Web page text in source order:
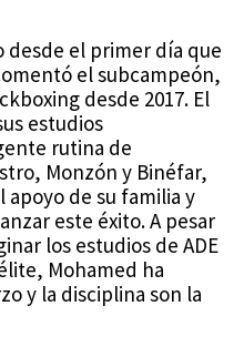
desde el primer día que
el subcampeón,
desde 2017. El
estudios
rutina de
Monzón y Binéfar,
de su familia y
este éxito. A pesar
los estudios de ADE
Mohamed ha
y la disciplina son la